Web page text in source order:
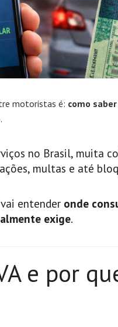
motoristas é: como
no Brasil, muita
multas e até
entender onde
exige.
e por